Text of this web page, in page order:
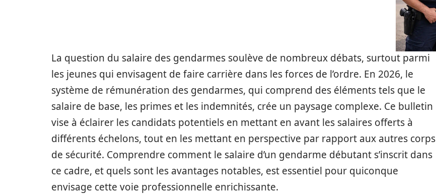
La question du salaire des gendarmes soulève de nombreux débats, surtout parmi
les jeunes qui envisagent de faire carrière dans les forces de l’ordre. En 2026, le
système de rémunération des gendarmes, qui comprend des éléments tels que le
salaire de base, les primes et les indemnités, crée un paysage complexe. Ce bulletin
vise à éclairer les candidats potentiels en mettant en avant les salaires offerts à
différents échelons, tout en les mettant en perspective par rapport aux autres corps
de sécurité. Comprendre comment le salaire d’un gendarme débutant s’inscrit dans
ce cadre, et quels sont les avantages notables, est essentiel pour quiconque
envisage cette voie professionnelle enrichissante.